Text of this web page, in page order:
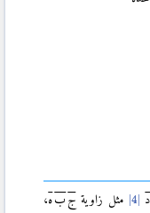
د مثل زاوية ج به،